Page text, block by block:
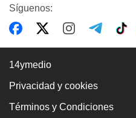
BOXEO
Síguenos:
14ymedio
Privacidad y cookies
Términos y Condiciones